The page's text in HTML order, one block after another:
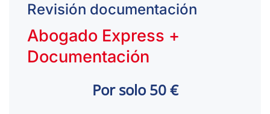
Revisión documentación
Abogado Express +
Documentación
Por solo 50 €